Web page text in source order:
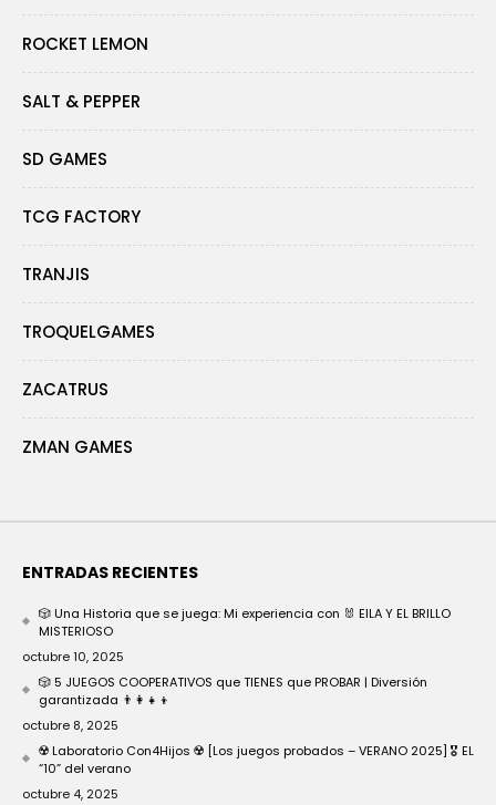
ROCKET LEMON
SALT & PEPPER
SD GAMES
TCG FACTORY
TRANJIS
TROQUELGAMES
ZACATRUS
ZMAN GAMES
ENTRADAS RECIENTES
🎲 Una Historia que se juega: Mi experiencia con 🐰 EILA Y EL BRILLO
MISTERIOSO
octubre 10, 2025
🎲 5 JUEGOS COOPERATIVOS que TIENES que PROBAR | Diversión
garantizada 👨‍👩‍👧‍👦
octubre 8, 2025
☢️ Laboratorio Con4Hijos ☢️ [Los juegos probados – VERANO 2025] 🎖️ EL
“10” del verano
octubre 4, 2025